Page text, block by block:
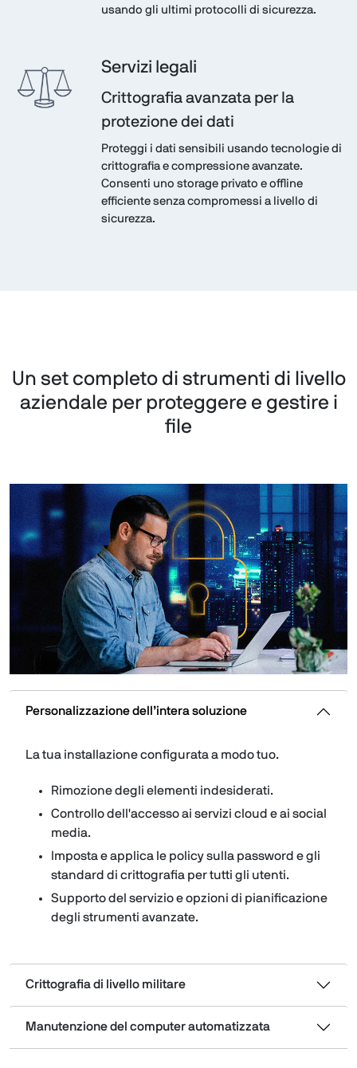
usando gli ultimi protocolli di sicurezza.
Servizi legali
Crittografia avanzata per la
protezione dei dati
Proteggi i dati sensibili usando tecnologie di
crittografia e compressione avanzate.
Consenti uno storage privato e offline
efficiente senza compromessi a livello di
sicurezza.
Un set completo di strumenti di livello
aziendale per proteggere e gestire i
file
Personalizzazione dell’intera soluzione
La tua installazione configurata a modo tuo.
Rimozione degli elementi indesiderati.
Controllo dell'accesso ai servizi cloud e ai social
media.
Imposta e applica le policy sulla password e gli
standard di crittografia per tutti gli utenti.
Supporto del servizio e opzioni di pianificazione
degli strumenti avanzate.
Crittografia di livello militare
Manutenzione del computer automatizzata